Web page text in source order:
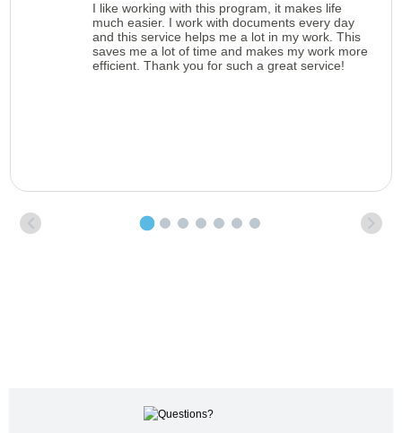
I like working with this program, it makes life
much easier. I work with documents every day
and this service helps me a lot in my work. This
saves me a lot of time and makes my work more
efficient. Thank you for such a great service!